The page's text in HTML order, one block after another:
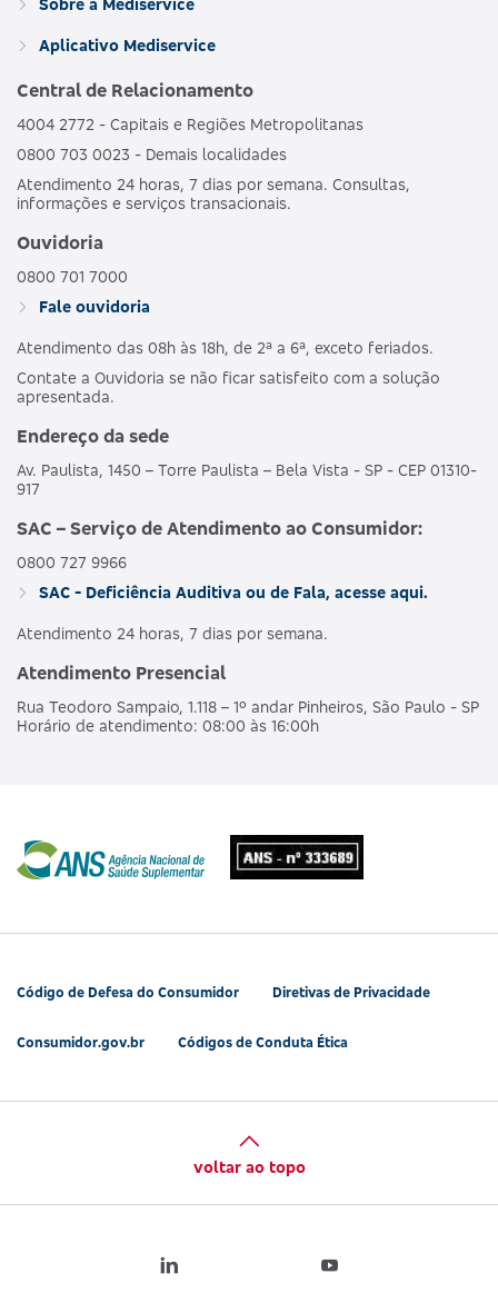
Sobre a Mediservice
Aplicativo Mediservice
Central de Relacionamento
4004 2772 - Capitais e Regiões Metropolitanas
0800 703 0023 - Demais localidades
Atendimento 24 horas, 7 dias por semana. Consultas,
informações e serviços transacionais.
Ouvidoria
0800 701 7000
Fale ouvidoria
Atendimento das 08h às 18h, de 2ª a 6ª, exceto feriados.
Contate a Ouvidoria se não ficar satisfeito com a solução
apresentada.
Endereço da sede
Av. Paulista, 1450 – Torre Paulista – Bela Vista - SP - CEP 01310-
917
SAC – Serviço de Atendimento ao Consumidor:
0800 727 9966
SAC - Deficiência Auditiva ou de Fala, acesse aqui.
Atendimento 24 horas, 7 dias por semana.
Atendimento Presencial
Rua Teodoro Sampaio, 1.118 – 1º andar Pinheiros, São Paulo - SP
Horário de atendimento: 08:00 às 16:00h
Código de Defesa do Consumidor Diretivas de Privacidade
Consumidor.gov.br Códigos de Conduta Ética
voltar ao topo